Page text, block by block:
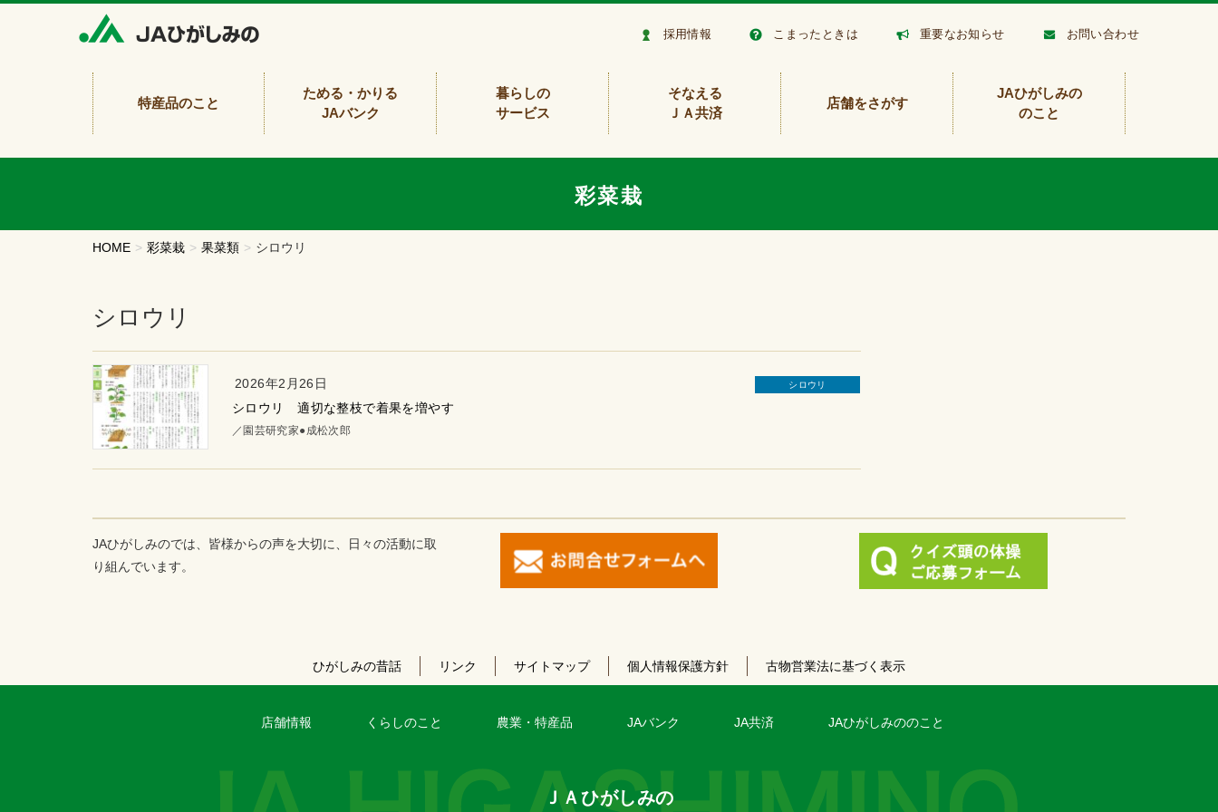
採用情報 こまったときは 重要なお知らせ お問い合わせ
特産品のこと
ためる・かりる
JAバンク
暮らしの
サービス
そなえる
ＪＡ共済
店舗をさがす
JAひがしみの
のこと
彩菜栽
HOME 彩菜栽 果菜類 シロウリ
シロウリ
2026年2月26日 シロウリ
シロウリ 適切な整枝で着果を増やす
／園芸研究家●成松次郎
JAひがしみのでは、皆様からの声を大切に、日々の活動に取
り組んでいます。
ひがしみの昔話 リンク サイトマップ 個人情報保護方針 古物営業法に基づく表示
店舗情報 くらしのこと 農業・特産品 JAバンク JA共済 JAひがしみののこと
ＪＡひがしみの